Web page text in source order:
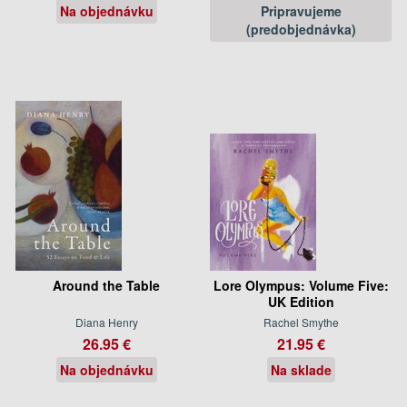
Na objednávku
Pripravujeme
(predobjednávka)
Around the Table
Diana Henry
26.95 €
Na objednávku
Lore Olympus: Volume Five:
UK Edition
Rachel Smythe
21.95 €
Na sklade